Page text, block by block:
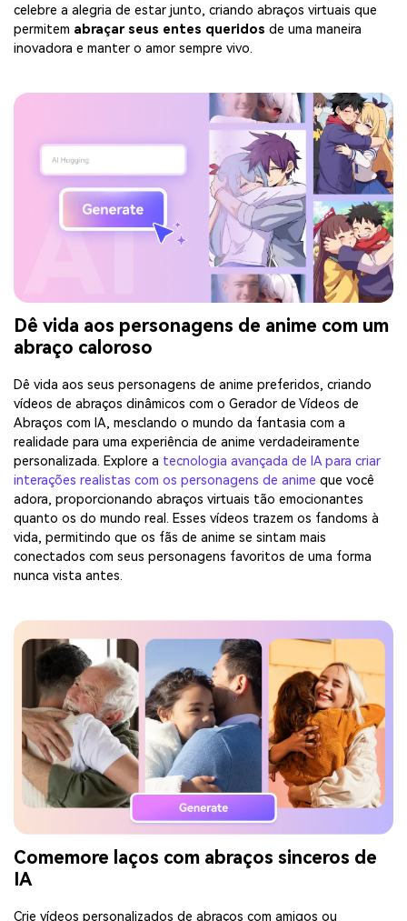
celebre a alegria de estar junto, criando abraços virtuais que
permitem abraçar seus entes queridos de uma maneira
inovadora e manter o amor sempre vivo.
Dê vida aos personagens de anime com um
abraço caloroso
Dê vida aos seus personagens de anime preferidos, criando
vídeos de abraços dinâmicos com o Gerador de Vídeos de
Abraços com IA, mesclando o mundo da fantasia com a
realidade para uma experiência de anime verdadeiramente
personalizada. Explore a tecnologia avançada de IA para criar
interações realistas com os personagens de anime que você
adora, proporcionando abraços virtuais tão emocionantes
quanto os do mundo real. Esses vídeos trazem os fandoms à
vida, permitindo que os fãs de anime se sintam mais
conectados com seus personagens favoritos de uma forma
nunca vista antes.
Comemore laços com abraços sinceros de
IA
Crie vídeos personalizados de abraços com amigos ou